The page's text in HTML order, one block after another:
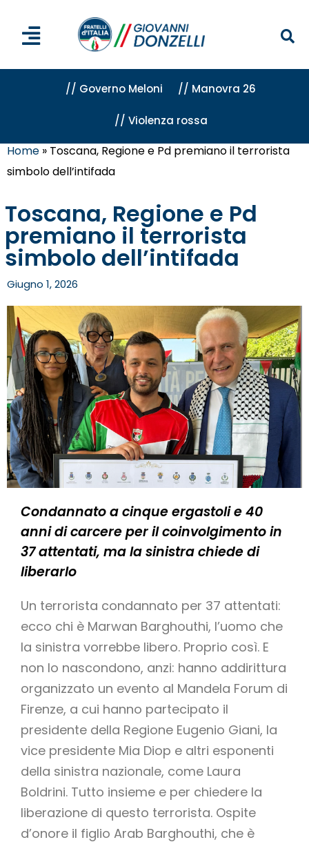
// Governo Meloni // Manovra 26
// Violenza rossa
Home » Toscana, Regione e Pd premiano il terrorista
simbolo dell’intifada
Toscana, Regione e Pd
premiano il terrorista
simbolo dell’intifada
Giugno 1, 2026
Condannato a cinque ergastoli e 40
anni di carcere per il coinvolgimento in
37 attentati, ma la sinistra chiede di
liberarlo
Un terrorista condannato per 37 attentati:
ecco chi è Marwan Barghouthi, l’uomo che
la sinistra vorrebbe libero. Proprio così. E
non lo nascondono, anzi: hanno addirittura
organizzato un evento al Mandela Forum di
Firenze, a cui hanno partecipato il
presidente della Regione Eugenio Giani, la
vice presidente Mia Diop e altri esponenti
della sinistra nazionale, come Laura
Boldrini. Tutto insieme e per chiedere la
liberazione di questo terrorista. Ospite
d’onore il figlio Arab Barghouthi, che è